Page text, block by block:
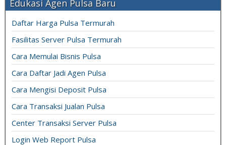
Edukasi Agen Pulsa Baru
Daftar Harga Pulsa Termurah
Fasilitas Server Pulsa Termurah
Cara Memulai Bisnis Pulsa
Cara Daftar Jadi Agen Pulsa
Cara Mengisi Deposit Pulsa
Cara Transaksi Jualan Pulsa
Center Transaksi Server Pulsa
Login Web Report Pulsa